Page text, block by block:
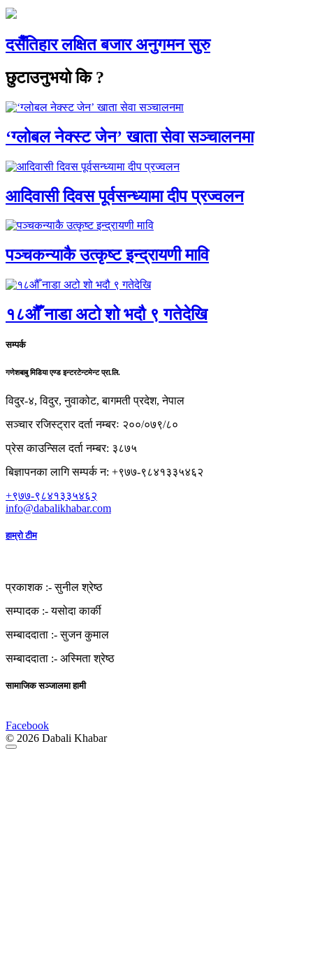
दसैँतिहार लक्षित बजार अनुगमन सुरु
छुटाउनुभयो कि ?
‘ग्लोबल नेक्स्ट जेन’ खाता सेवा सञ्चालनमा
आदिवासी दिवस पूर्वसन्ध्यामा दीप प्रज्वलन
पञ्चकन्याकै उत्कृष्ट इन्द्रायणी मावि
१८औँ नाडा अटो शो भदौ ९ गतेदेखि
सम्पर्क
गणेशबाबु मिडिया एण्ड इन्टरटेन्टमेन्ट प्रा.लि.
विदुर-४, विदुर, नुवाकोट, बागमती प्रदेश, नेपाल
सञ्चार रजिस्ट्रार दर्ता नम्बरः २००/०७९/८०
प्रेस काउन्सिल दर्ता नम्बर: ३८७५
बिज्ञापनका लागि सम्पर्क न: +९७७-९८४१३३५४६२
+९७७-९८४१३३५४६२
info@dabalikhabar.com
हाम्रो टीम
प्रकाशक :-सुनील श्रेष्ठ
सम्पादक :-यसोदा कार्की
सम्बाददाता :-सुजन कुमाल
सम्बाददाता :- अस्मिता श्रेष्ठ
सामाजिक सञ्जालमा हामी
Facebook
© 2026 Dabali Khabar